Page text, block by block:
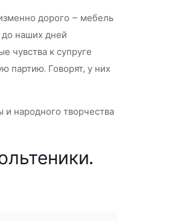
дорого – мебель
наших дней
чувства к супруге
партию. Говорят, у них
и народного творчества